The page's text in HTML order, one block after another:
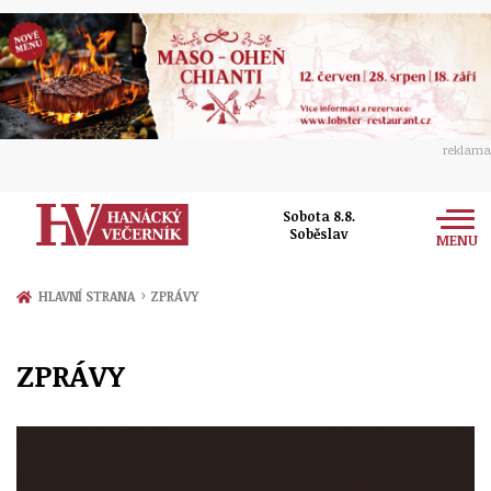
reklama
Sobota 8.8.
Soběslav
MENU
Zprávy
Politika
Kultura
Společnost
HLAVNÍ STRANA › ZPRÁVY
ZPRÁVY